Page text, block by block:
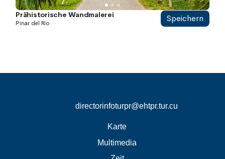
directorinfoturpr@ehtpr.tur.cu
Karte
Multimedia